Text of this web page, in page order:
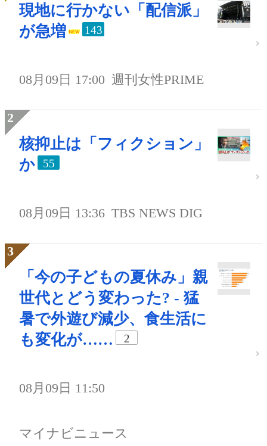
現地に行かない「配信派」
が急増
143
08月09日 17:00 週刊女性PRIME
核抑止は「フィクション」
か
55
08月09日 13:36 TBS NEWS DIG
「今の子どもの夏休み」親
世代とどう変わった? - 猛
暑で外遊び減少、食生活に
も変化が……
2
08月09日 11:50
マイナビニュース